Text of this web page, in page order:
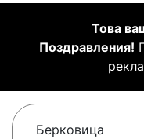
Това
Поздравления!
Берковица